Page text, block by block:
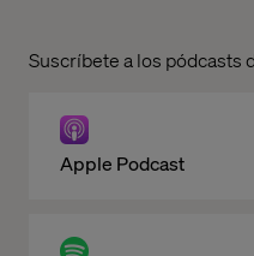
Suscríbete a los pódcasts
Apple Podcast